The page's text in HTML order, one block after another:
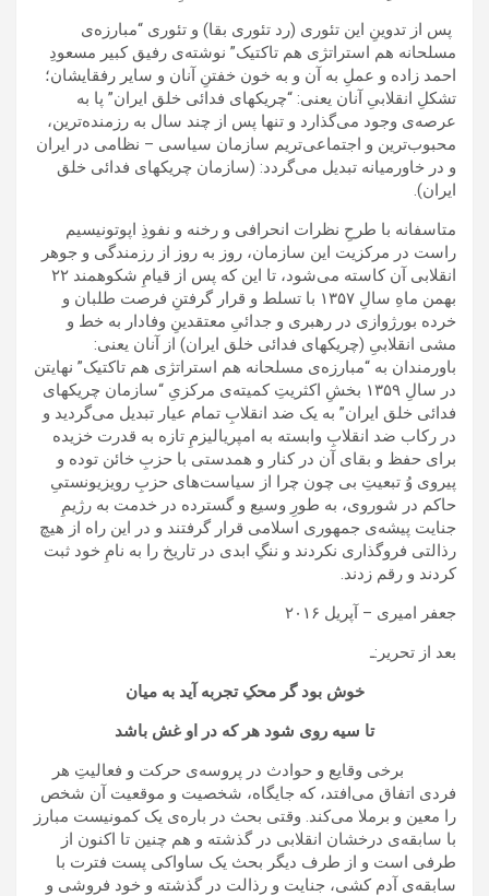
پس از تدوینِ این تئوری (رد تئوری بقا) و تئوری “مبارزه‌ی
مسلحانه هم استراتژی هم تاکتیک” نوشته‌ی رفیق کبیر مسعودِ
احمد زاده و عملِ به آن و به خون خفتنِ آنان و سایر رفقایشان؛
تشکلِ انقلابیِ آنان یعنی: “چریکهای فدائی خلق ایران” پا به
عرصه‌ی وجود می‌گذارد و تنها پس از چند سال به رزمنده‌ترین،
محبوب‌ترین و اجتماعی‌تریم سازمان‌‌ِ سیاسی – نظامی در ایران
و در خاورمیانه تبدیل می‌گردد: (سازمان چریکهای فدائی خلق
ایران).
متاسفانه با طرحِ نظرات انحرافی و رخنه و نفوذِ اپوتونیسیم
راست در مرکزیت این سازمان، روز به روز از رزمندگی و جوهر
انقلابی آن کاسته می‌شود، تا این که پس از قیامِ شکوهمند ٢٢
بهمن ماهِ سالِ ۱٣۵۷ با تسلط و قرار گرفتنِ فرصت طلبان و
خرده بورژوازی در رهبری و جدائیِ معتقدینِ وفادار به خط و
مشی انقلابیِ (چریکهای فدائی خلق ایران) از آنان یعنی:
باورمندان به “مبارزه‌ی مسلحانه هم استراتژی هم تاکتیک” نهایتن
در سالِ ۱٣۵۹ بخشِ اکثریتِ کمیته‌ی مرکزیِ “سازمان چریکهای
فدائی خلق ایران” به یک ضد انقلابِ تمام عیار تبدیل می‌گردید و
در رکاب ضد انقلابِ وابسته به امپریالیزمِ تازه به قدرت خزیده
برای حفظ و بقای آن در کنار و همدستی با حزبِ خائن توده و
پیروی وُ تبعیتِ بی چون چرا از سیاست‌های حزبِ رویزیونستیِ
حاکم در شوروی، به طورِ وسیع و گسترده در خدمت به رژیمِ
جنایت پیشه‌ی جمهوری اسلامی قرار گرفتند و در این راه از هیچ
رذالتی فروگذاری نکردند و ننگِ ابدی در تاریخ را به نامِ خود ثبت
کردند و رقم زدند.
جعفر امیری – آپریل ٢٠۱۶
بعد از تحریر:ـ
خوش بود گر محکِ تجربه آید به میان
تا سیه روی شود هر که در او غش باشد
برخی وقایع و حوادث در پروسه‌ی حرکت و فعالیتِ هر
فردی اتفاق می‌افتد، که جایگاه، شخصیت و موقعیت آن شخص
را معین و برملا می‌کند. وقتی بحث در باره‌ی یک کمونیست مبارز
با سابقه‌ی درخشان انقلابی در گذشته و هم چنین تا اکنون از
طرفی است و از طرف دیگر بحث یک ساواکی پست فترت با
سابقه‌ی آدم کشی، جنایت و رذالت در گذشته و خود فروشی و